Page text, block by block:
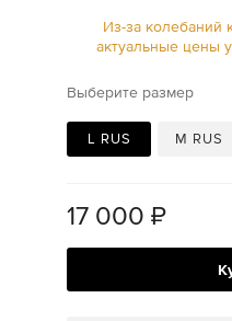
Из-за колебаний
актуальные цены
Выберите размер
L RUS M RUS
17 000 ₽